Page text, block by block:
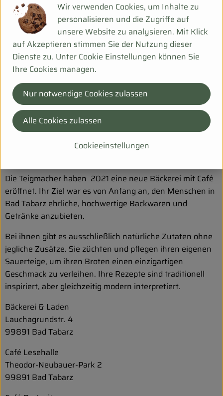
Bio-Mehl, Wasser, Salz und Zeit – sonst nichts!
Die Teigmacher haben 2021 eine neue Bäckerei mit Café
eröffnet. Ihr Ziel war es von Anfang an, den Menschen in
Bad Tabarz ehrliche, hochwertige Backwaren und
Getränke anzubieten.
Bei ihnen gibt es ausschließlich natürliche Zutaten ohne
jegliche Zusätze. Sie züchten und pflegen ihren eigenen
Sauerteige, um ihren Broten einen einzigartigen
Geschmack zu verleihen. Ihre Rezepte sind traditionell
inspiriert, aber gleichzeitig modern interpretiert.
Bäckerei & Laden
Lauchagrundstr. 4
99891 Bad Tabarz
Café Lesehalle
Theodor-Neubauer-Park 2
99891 Bad Tabarz
Wir verwenden Cookies, um Inhalte zu
personalisieren und die Zugriffe auf
unsere Website zu analysieren. Mit Klick
auf Akzeptieren stimmen Sie der Nutzung dieser
Dienste zu. Unter Cookie Einstellungen können Sie
Ihre Cookies managen.
Cookieeinstellungen
Nur notwendige Cookies zulassen
Alle Cookies zulassen